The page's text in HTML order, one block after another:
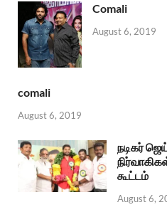
Comali
August 6, 2019
comali
August 6, 2019
நடிகர்
கூட்டம்
August 6,